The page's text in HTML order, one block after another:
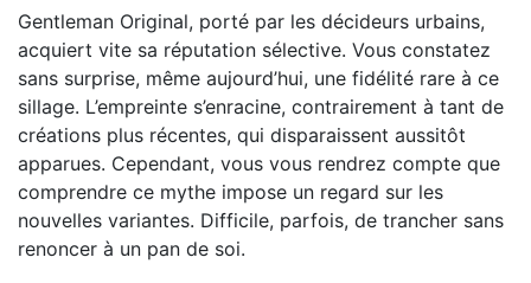
Gentleman Original, porté par les décideurs urbains,
acquiert vite sa réputation sélective. Vous constatez
sans surprise, même aujourd’hui, une fidélité rare à ce
sillage. L’empreinte s’enracine, contrairement à tant de
créations plus récentes, qui disparaissent aussitôt
apparues. Cependant, vous vous rendrez compte que
comprendre ce mythe impose un regard sur les
nouvelles variantes. Difficile, parfois, de trancher sans
renoncer à un pan de soi.